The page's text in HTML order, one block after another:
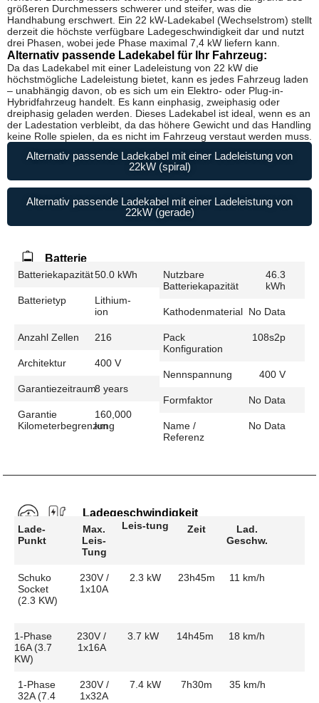
größeren Durchmessers schwerer und steifer, was die
Handhabung erschwert. Ein 22 kW-Ladekabel (Wechselstrom) stellt
derzeit die höchste verfügbare Ladegeschwindigkeit dar und nutzt
drei Phasen, wobei jede Phase maximal 7,4 kW liefern kann.
Alternativ passende Ladekabel für Ihr Fahrzeug:
Da das Ladekabel mit einer Ladeleistung von 22 kW die
höchstmögliche Ladeleistung bietet, kann es jedes Fahrzeug laden
– unabhängig davon, ob es sich um ein Elektro- oder Plug-in-
Hybridfahrzeug handelt. Es kann einphasig, zweiphasig oder
dreiphasig geladen werden. Dieses Ladekabel ist ideal, wenn es an
der Ladestation verbleibt, da das höhere Gewicht und das Handling
keine Rolle spielen, da es nicht im Fahrzeug verstaut werden muss.
Alternativ passende Ladekabel mit einer Ladeleistung von
22kW (spiral)
Alternativ passende Ladekabel mit einer Ladeleistung von
22kW (gerade)
Batterie
Batteriekapazität50.0 kWh
Batterietyp
Lithium-
ion
Anzahl Zellen 216
Architektur 400 V
Garantiezeitraum8 years
Garantie
Kilometerbegrenzung
160,000
km
Nutzbare
Batteriekapazität
46.3
kWh
Kathodenmaterial No Data
Pack
Konfiguration
108s2p
Nennspannung 400 V
Formfaktor No Data
Name /
Referenz
No Data
Ladegeschwindigkeit
Lade-
Punkt
Max.
Leis-
Tung
Leis-tung Zeit
Lad.
Geschw.
Schuko
Socket
(2.3 KW)
230V /
1x10A
2.3 kW 23h45m 11 km/h
1-Phase
16A (3.7
KW)
230V /
1x16A
3.7 kW 14h45m 18 km/h
1-Phase
32A (7.4
230V /
1x32A
7.4 kW 7h30m 35 km/h